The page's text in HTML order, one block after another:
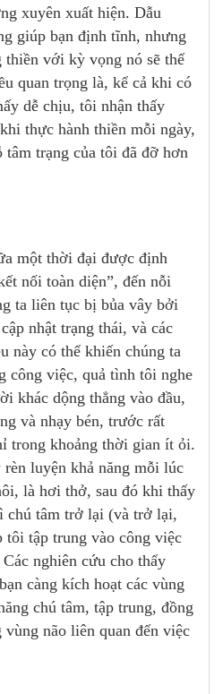
xuyên xuất hiện. Dẫu
giúp bạn định tĩnh, nhưng
thiền với kỳ vọng nó sẽ thế
quan trọng là, kể cả khi có
dễ chịu, tôi nhận thấy
thực hành thiền mỗi ngày,
trạng của tôi đã đỡ hơn
một thời đại được định
nối toàn diện”, đến nỗi
ta liên tục bị bủa vây bởi
nhật trạng thái, và các
này có thể khiến chúng ta
công việc, quả tình tôi nghe
khác dộng thẳng vào đầu,
và nhạy bén, trước rất
trong khoảng thời gian ít ỏi.
luyện khả năng mỗi lúc
là hơi thở, sau đó khi thấy
chú tâm trở lại (và trở lại,
tập trung vào công việc
nghiên cứu cho thấy
càng kích hoạt các vùng
chú tâm, tập trung, đồng
não liên quan đến việc